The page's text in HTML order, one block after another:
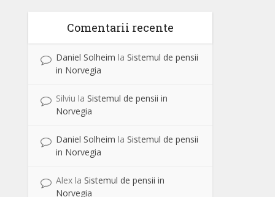
Comentarii recente
Daniel Solheim la Sistemul de pensii
in Norvegia
Silviu la Sistemul de pensii in
Norvegia
Daniel Solheim la Sistemul de pensii
in Norvegia
Alex la Sistemul de pensii in
Norvegia